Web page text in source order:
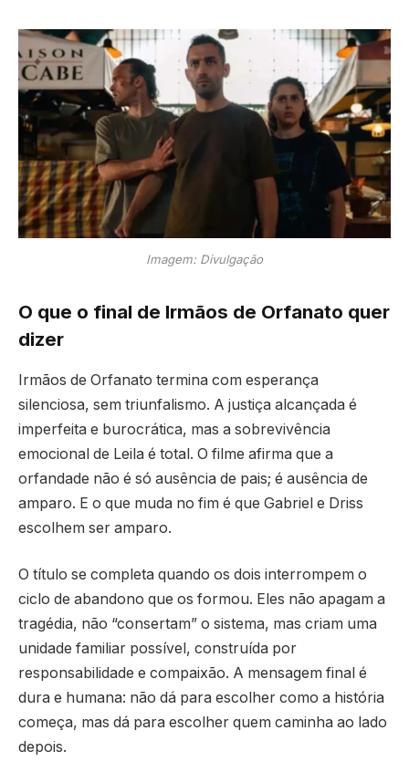
Imagem: Divulgação
O que o final de Irmãos de Orfanato quer
dizer
Irmãos de Orfanato termina com esperança
silenciosa, sem triunfalismo. A justiça alcançada é
imperfeita e burocrática, mas a sobrevivência
emocional de Leila é total. O filme afirma que a
orfandade não é só ausência de pais; é ausência de
amparo. E o que muda no fim é que Gabriel e Driss
escolhem ser amparo.
O título se completa quando os dois interrompem o
ciclo de abandono que os formou. Eles não apagam a
tragédia, não “consertam” o sistema, mas criam uma
unidade familiar possível, construída por
responsabilidade e compaixão. A mensagem final é
dura e humana: não dá para escolher como a história
começa, mas dá para escolher quem caminha ao lado
depois.